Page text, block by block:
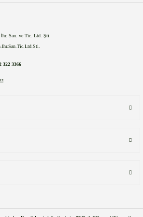
San. ve Tic. Ltd. Şti.
322 3366